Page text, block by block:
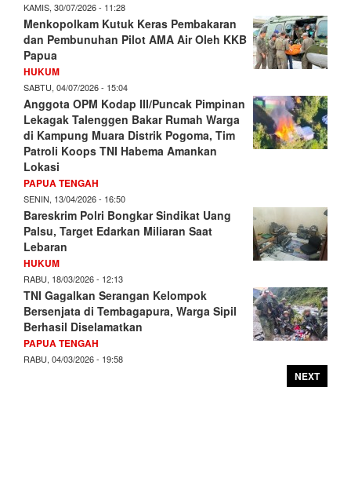
KAMIS, 30/07/2026 - 11:28
Menkopolkam Kutuk Keras Pembakaran
dan Pembunuhan Pilot AMA Air Oleh KKB
Papua
HUKUM
SABTU, 04/07/2026 - 15:04
Anggota OPM Kodap III/Puncak Pimpinan
Lekagak Talenggen Bakar Rumah Warga
di Kampung Muara Distrik Pogoma, Tim
Patroli Koops TNI Habema Amankan
Lokasi
PAPUA TENGAH
SENIN, 13/04/2026 - 16:50
Bareskrim Polri Bongkar Sindikat Uang
Palsu, Target Edarkan Miliaran Saat
Lebaran
HUKUM
RABU, 18/03/2026 - 12:13
TNI Gagalkan Serangan Kelompok
Bersenjata di Tembagapura, Warga Sipil
Berhasil Diselamatkan
PAPUA TENGAH
RABU, 04/03/2026 - 19:58
NEXT